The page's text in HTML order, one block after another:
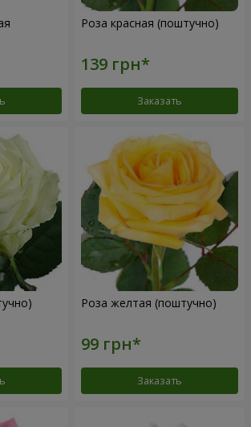
Роза красная (поштучно)
Заказать
Роза желтая (поштучно)
Заказать